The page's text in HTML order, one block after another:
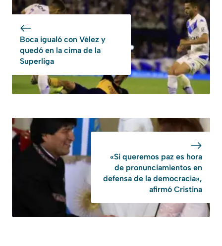
Boca igualó con Vélez y
quedó en la cima de la
Superliga
«Si queremos paz es hora
de pronunciamientos en
defensa de la democracia»,
afirmó Cristina